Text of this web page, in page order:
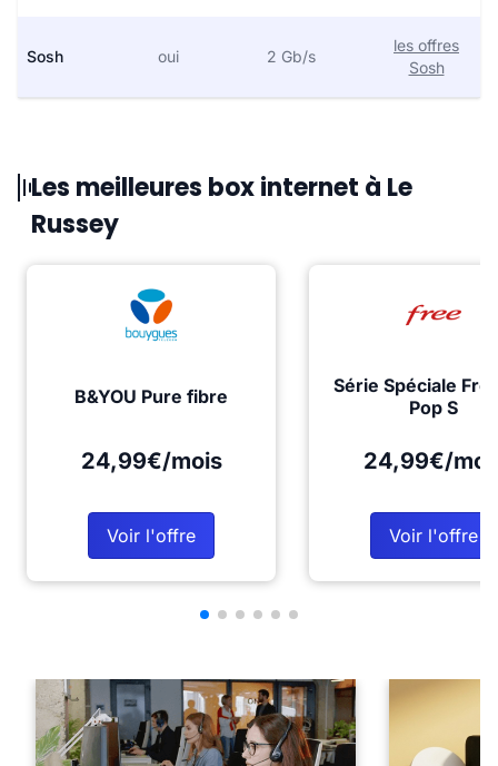
Sosh oui 2 Gb/s
les offres
Sosh
Les meilleures box internet à Le
Russey
B&YOU Pure fibre
24,99€/mois
Voir l'offre
Série Spéciale
Pop S
24,99€/
Voir l'offre